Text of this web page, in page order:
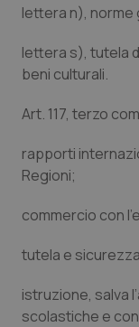
Veneto
Oncologia
Psoriasi &
Quotidiano
Quotidiano
Quotidiano
Quotidiano
lettera n), norme
lettera s), tutela
beni culturali.
Art. 117, terzo
rapporti
Regioni;
commercio con
tutela e
istruzione, salva
scolastiche e